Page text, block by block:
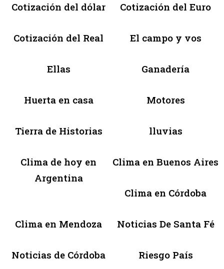
Cotización del dólar Cotización del Euro
Cotización del Real El campo y vos
Ellas Ganadería
Huerta en casa Motores
Tierra de Historias lluvias
Clima de hoy en
Argentina
Clima en Buenos Aires
Clima en Córdoba
Clima en Mendoza Noticias De Santa Fé
Noticias de Córdoba Riesgo País